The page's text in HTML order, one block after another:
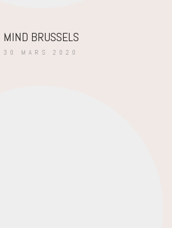
MIND BRUSSELS
30 MARS 2020